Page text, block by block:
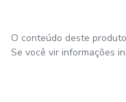
O conteúdo deste
Se você vir informações